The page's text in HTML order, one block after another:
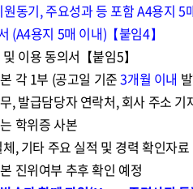
동기, 주요성과 등 포함 A4용지 5
(A4용지 5매 이내)【붙임4】
이용 동의서【붙임5】
각 1부 (공고일 기준3개월 이내
, 발급담당자 연락처, 회사 주소 기
학위증 사본
, 기타 주요 실적 및 경력 확인자료
진위여부 추후 확인 예정